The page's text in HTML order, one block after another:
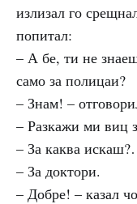
излизал го
попитал:
– А бе, ти не
само за полицаи?
– Знам! –
– Разкажи ми виц
– За каква
– За доктори.
– Добре! – казал